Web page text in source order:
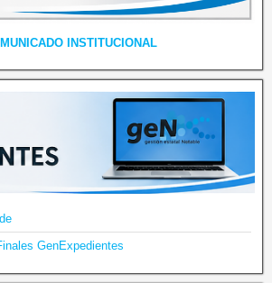
INSTITUCIONAL
GenExpedientes